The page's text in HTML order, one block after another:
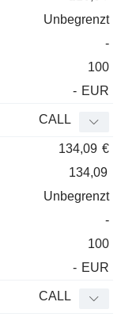
Unbegrenzt
-
100
- EUR
CALL
134,09 €
134,09
Unbegrenzt
-
100
- EUR
CALL